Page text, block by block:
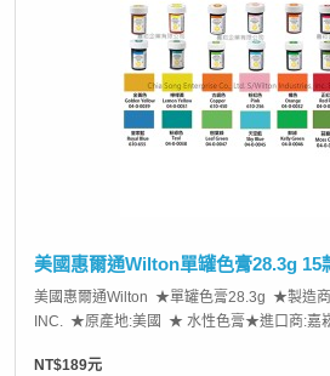
美國惠爾通Wilton單罐色膏28.3g
美國惠爾通Wilton ★單罐色膏28.3g ★製造商
INC. ★原產地:美國 ★ 水性色膏★進口商:嘉
NT$189元